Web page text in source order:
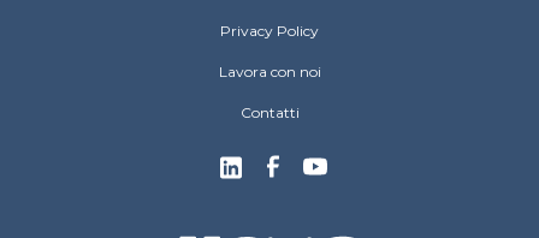
Privacy Policy
Lavora con noi
Contatti